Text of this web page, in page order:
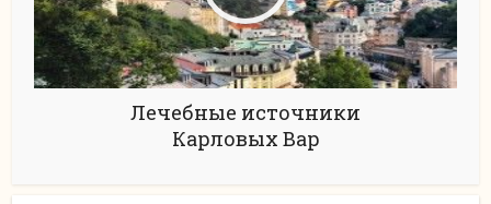
Лечебные источники
Карловых Вар